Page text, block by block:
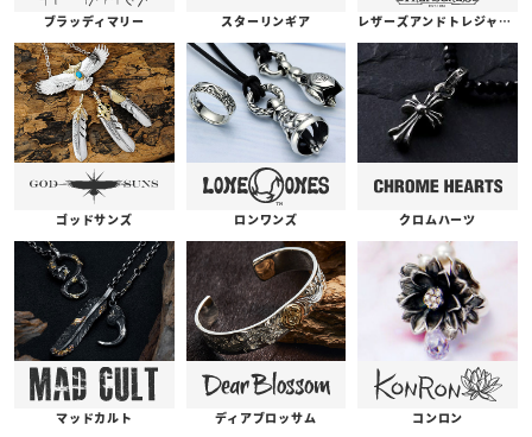
ブラッディマリー スターリンギア レザーズアンドトレジャーズ
ゴッドサンズ ロンワンズ クロムハーツ
マッドカルト ディアブロッサム コンロン